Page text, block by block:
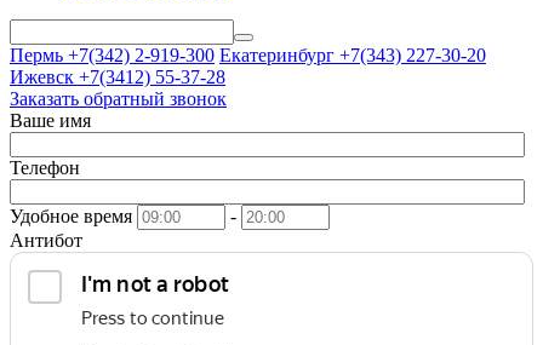
Пермь +7(342) 2-919-300 Екатеринбург +7(343) 227-30-20
Ижевск +7(3412) 55-37-28
Заказать обратный звонок
Ваше имя
Телефон
Удобное время
-
Антибот